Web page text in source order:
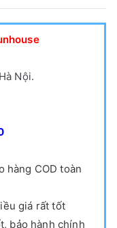
Nội.
hàng COD toàn
giá rất tốt
bảo hành chính